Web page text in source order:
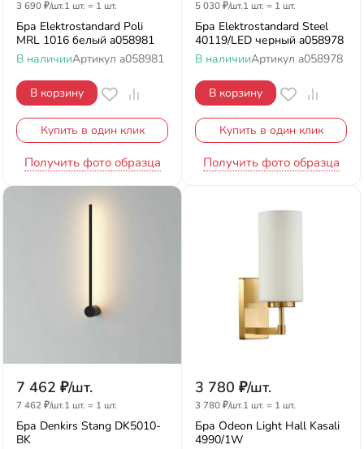
3 690₽/шт.1 шт. = 1 шт.
Бра Elektrostandard Poli
MRL 1016 белый a058981
В наличииАртикул a058981
В корзину
Купить в один клик
Получить фото образца
5 030₽/шт.1 шт. = 1 шт.
Бра Elektrostandard Steel
40119/LED черный a058978
В наличииАртикул a058978
В корзину
Купить в один клик
Получить фото образца
7 462 ₽/шт.
7 462₽/шт.1 шт. = 1 шт.
Бра Denkirs Stang DK5010-
BK
3 780 ₽/шт.
3 780₽/шт.1 шт. = 1 шт.
Бра Odeon Light Hall Kasali
4990/1W